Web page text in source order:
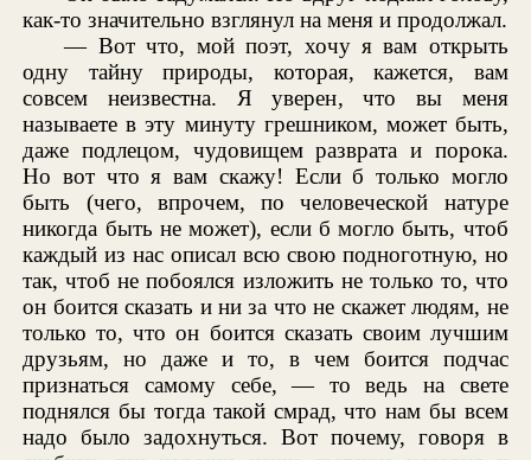
как-то значительно взглянул на меня и продолжал.
— Вот что, мой поэт, хочу я вам открыть
одну тайну природы, которая, кажется, вам
совсем неизвестна. Я уверен, что вы меня
называете в эту минуту грешником, может быть,
даже подлецом, чудовищем разврата и порока.
Но вот что я вам скажу! Если б только могло
быть (чего, впрочем, по человеческой натуре
никогда быть не может), если б могло быть, чтоб
каждый из нас описал всю свою подноготную, но
так, чтоб не побоялся изложить не только то, что
он боится сказать и ни за что не скажет людям, не
только то, что он боится сказать своим лучшим
друзьям, но даже и то, в чем боится подчас
признаться самому себе, — то ведь на свете
поднялся бы тогда такой смрад, что нам бы всем
надо было задохнуться. Вот почему, говоря в